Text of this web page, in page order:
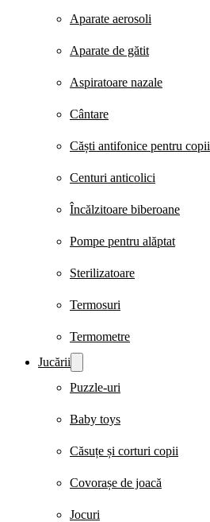
Aparate aerosoli
Aparate de gătit
Aspiratoare nazale
Cântare
Căști antifonice pentru copii
Centuri anticolici
Încălzitoare biberoane
Pompe pentru alăptat
Sterilizatoare
Termosuri
Termometre
Jucării
Puzzle-uri
Baby toys
Căsuțe și corturi copii
Covorașe de joacă
Jocuri